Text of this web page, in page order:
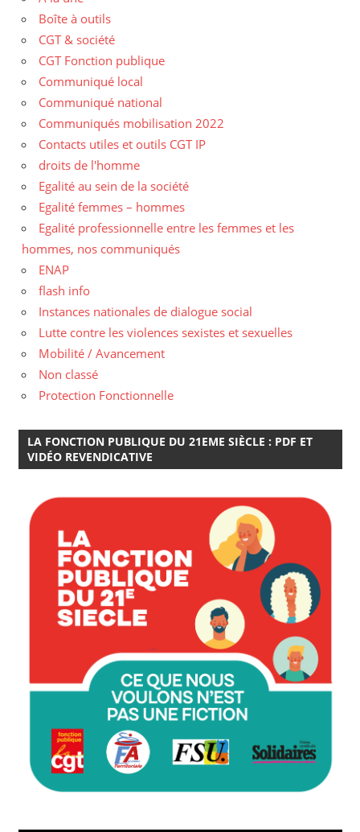
Boîte à outils
CGT & société
CGT Fonction publique
Communiqué local
Communiqué national
Communiqués mobilisation 2022
Contacts utiles et outils CGT IP
droits de l'homme
Egalité au sein de la société
Egalité femmes – hommes
Egalité professionnelle entre les femmes et les
hommes, nos communiqués
ENAP
flash info
Instances nationales de dialogue social
Lutte contre les violences sexistes et sexuelles
Mobilité / Avancement
Non classé
Protection Fonctionnelle
LA FONCTION PUBLIQUE DU 21EME SIÈCLE : PDF ET
VIDÉO REVENDICATIVE